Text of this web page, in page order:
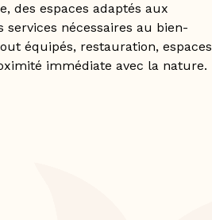
des espaces adaptés aux
nécessaires au bien-
équipés, restauration, espaces
immédiate avec la nature.